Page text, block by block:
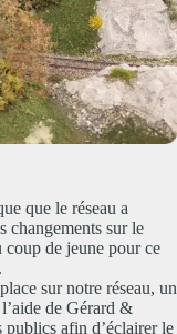
que le réseau a
changements sur le
de jeune pour ce
sur notre réseau, un
de Gérard &
publics afin d’éclairer le